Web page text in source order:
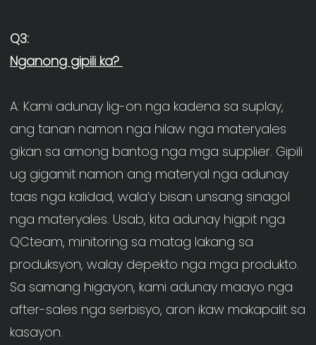
A: Kami adunay lig-on nga kadena sa suplay,
ang tanan namon nga hilaw nga materyales
gikan sa among bantog nga mga supplier. Gipili
ug gigamit namon ang materyal nga adunay
taas nga kalidad, wala’y bisan unsang sinagol
nga materyales. Usab, kita adunay higpit nga
QCteam, minitoring sa matag lakang sa
produksyon, walay depekto nga mga produkto.
Sa samang higayon, kami adunay maayo nga
after-sales nga serbisyo, aron ikaw makapalit sa